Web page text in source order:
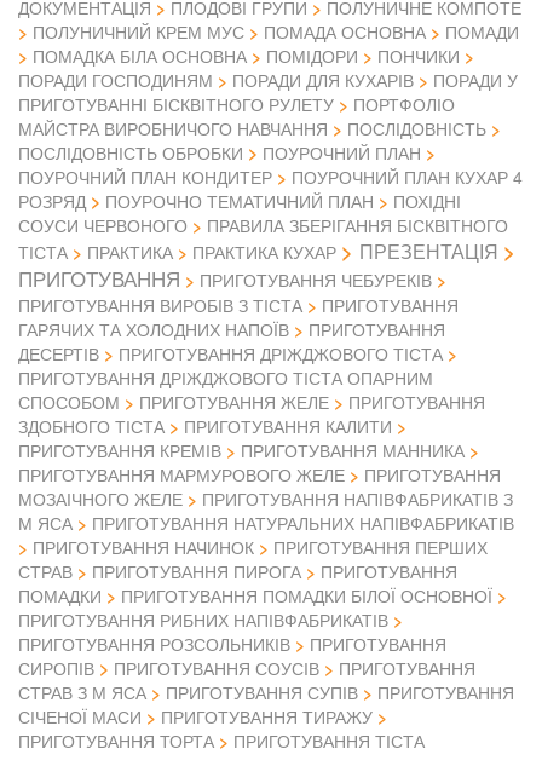
ДОКУМЕНТАЦІЯ ПЛОДОВІ ГРУПИ
ПОЛУНИЧНЕ КОМПОТЕ
ПОЛУНИЧНИЙ КРЕМ МУС
ПОМАДА ОСНОВНА
ПОМАДИ
ПОМАДКА БІЛА ОСНОВНА
ПОМІДОРИ
ПОНЧИКИ
ПОРАДИ ГОСПОДИНЯМ
ПОРАДИ ДЛЯ КУХАРІВ
ПОРАДИ У
ПРИГОТУВАННІ БІСКВІТНОГО РУЛЕТУ
ПОРТФОЛІО
МАЙСТРА ВИРОБНИЧОГО НАВЧАННЯ
ПОСЛІДОВНІСТЬ
ПОСЛІДОВНІСТЬ ОБРОБКИ
ПОУРОЧНИЙ ПЛАН
ПОУРОЧНИЙ ПЛАН КОНДИТЕР
ПОУРОЧНИЙ ПЛАН КУХАР 4
РОЗРЯД
ПОУРОЧНО ТЕМАТИЧНИЙ ПЛАН
ПОХІДНІ
СОУСИ ЧЕРВОНОГО
ПРАВИЛА ЗБЕРІГАННЯ БІСКВІТНОГО
ТІСТА
ПРАКТИКА ПРАКТИКА КУХАР
ПРЕЗЕНТАЦІЯ
ПРИГОТУВАННЯ
ПРИГОТУВАННЯ ЧЕБУРЕКІВ
ПРИГОТУВАННЯ ВИРОБІВ З ТІСТА
ПРИГОТУВАННЯ
ГАРЯЧИХ ТА ХОЛОДНИХ НАПОЇВ
ПРИГОТУВАННЯ
ДЕСЕРТІВ
ПРИГОТУВАННЯ ДРІЖДЖОВОГО ТІСТА
ПРИГОТУВАННЯ ДРІЖДЖОВОГО ТІСТА ОПАРНИМ
СПОСОБОМ
ПРИГОТУВАННЯ ЖЕЛЕ
ПРИГОТУВАННЯ
ЗДОБНОГО ТІСТА
ПРИГОТУВАННЯ КАЛИТИ
ПРИГОТУВАННЯ КРЕМІВ
ПРИГОТУВАННЯ МАННИКА
ПРИГОТУВАННЯ МАРМУРОВОГО ЖЕЛЕ
ПРИГОТУВАННЯ
МОЗАІЧНОГО ЖЕЛЕ
ПРИГОТУВАННЯ НАПІВФАБРИКАТІВ З
М ЯСА
ПРИГОТУВАННЯ НАТУРАЛЬНИХ НАПІВФАБРИКАТІВ
ПРИГОТУВАННЯ НАЧИНОК
ПРИГОТУВАННЯ ПЕРШИХ
СТРАВ
ПРИГОТУВАННЯ ПИРОГА
ПРИГОТУВАННЯ
ПОМАДКИ
ПРИГОТУВАННЯ ПОМАДКИ БІЛОЇ ОСНОВНОЇ
ПРИГОТУВАННЯ РИБНИХ НАПІВФАБРИКАТІВ
ПРИГОТУВАННЯ РОЗСОЛЬНИКІВ
ПРИГОТУВАННЯ
СИРОПІВ
ПРИГОТУВАННЯ СОУСІВ
ПРИГОТУВАННЯ
СТРАВ З М ЯСА
ПРИГОТУВАННЯ СУПІВ
ПРИГОТУВАННЯ
СІЧЕНОЇ МАСИ
ПРИГОТУВАННЯ ТИРАЖУ
ПРИГОТУВАННЯ ТОРТА
ПРИГОТУВАННЯ ТІСТА